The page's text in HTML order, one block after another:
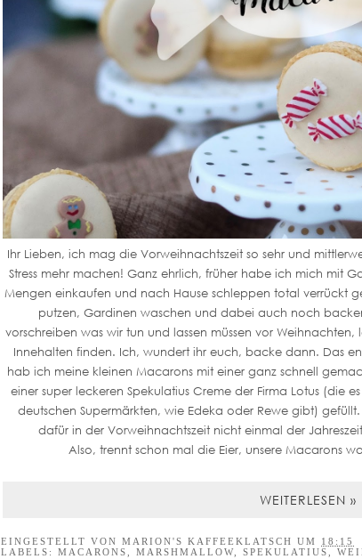
Ihr Lieben, ich mag die Vorweihnachtszeit so sehr und
Stress mehr machen! Ganz ehrlich, früher habe ich mich mit
Mengen einkaufen und nach Hause schleppen total verrückt
putzen, Gardinen waschen und dabei auch noch
vorschreiben was wir tun und lassen müssen vor Weihnachten,
Innehalten finden. Ich, wundert ihr euch, backe dann. Das
hab ich meine kleinen Macarons mit einer ganz schnell
einer super leckeren Spekulatius Creme der Firma Lotus (die
deutschen Supermärkten, wie Edeka oder Rewe gibt)
dafür in der Vorweihnachtszeit nicht einmal der
Also, trennt schon mal die Eier, unsere Macarons
WEITERLESEN »
EINGESTELLT VON MARION'S KAFFEEKLATSCH UM 18:15
LABELS: MACARONS, MARSHMALLOW, SPEKULATIUS,